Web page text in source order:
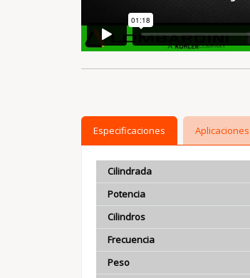
Especificaciones Aplicaciones
Cilindrada
Potencia
Cilindros
Frecuencia
Peso